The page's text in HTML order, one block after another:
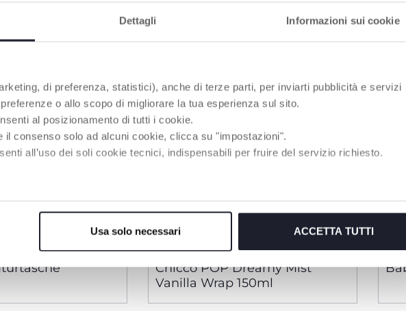
Dettagli Informazioni sui cookie
di preferenza, statistici), anche di terze parti, per inviarti pubblicità e servizi
o allo scopo di migliorare la tua esperienza sul sito.
al posizionamento di tutti i cookie.
il consenso solo ad alcuni cookie, clicca su "impostazioni".
all’uso dei soli cookie tecnici, indispensabili per fruire del servizio richiesto.
Usa solo necessari ACCETTA TUTTI
Chicco POP Dreamy Mist
Vanilla Wrap 150ml